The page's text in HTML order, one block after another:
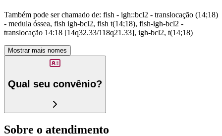
Também pode ser chamado de: fish - igh::bcl2 - translocação (14;18)
- medula óssea, fish igh-bcl2, fish t(14;18), fish-igh-bcl2 -
translocação 14:18 [14q32.33/118q21.33], igh-bcl2, t(14;18)
Mostrar mais nomes
Qual seu convênio?
Sobre o atendimento